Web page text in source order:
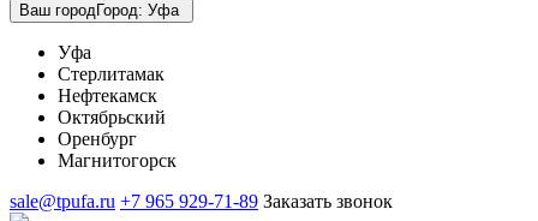
Ваш городГород: Уфа
Уфа
Стерлитамак
Нефтекамск
Октябрьский
Оренбург
Магнитогорск
sale@tpufa.ru +7 965 929-71-89 Заказать звонок